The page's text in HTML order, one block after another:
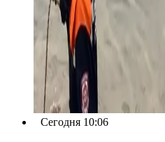
Сегодня 10:06